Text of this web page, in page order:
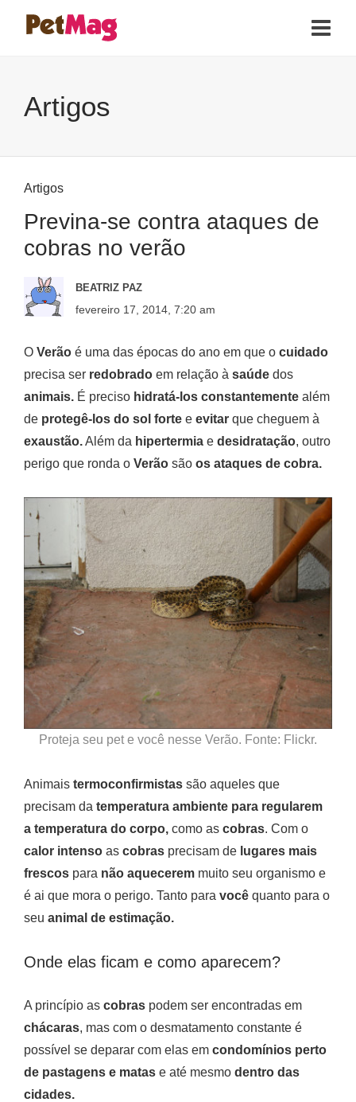
Artigos
Artigos
Previna-se contra ataques de
cobras no verão
BEATRIZ PAZ
fevereiro 17, 2014, 7:20 am
O Verão é uma das épocas do ano em que o cuidado
precisa ser redobrado em relação à saúde dos
animais. É preciso hidratá-los constantemente além
de protegê-los do sol forte e evitar que cheguem à
exaustão.Além da hipertermia e desidratação, outro
perigo que ronda o Verão são os ataques de cobra.
Proteja seu pet e você nesse Verão. Fonte: Flickr.
Animais termoconfirmistas são aqueles que
precisam da temperatura ambiente para regularem
a temperatura do corpo, como as cobras. Com o
calor intenso as cobras precisam de lugares mais
frescos para não aquecerem muito seu organismo e
é ai que mora o perigo. Tanto para você quanto para o
seu animal de estimação.
Onde elas ficam e como aparecem?
A princípio as cobras podem ser encontradas em
chácaras, mas com o desmatamento constante é
possível se deparar com elas em condomínios perto
de pastagens e matas e até mesmo dentro das
cidades.